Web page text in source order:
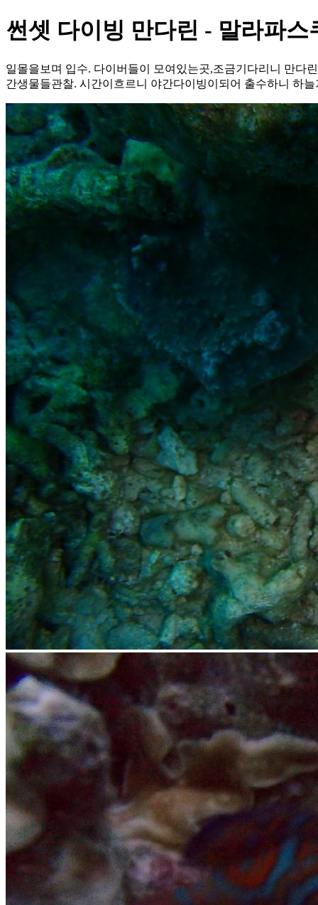
썬셋 다이빙 만다린 - 말라파
일몰을보며 입수. 다이버들이 모여있는곳,조금기다리니 만다
간생물들관찰. 시간이흐르니 야간다이빙이되어 출수하니 하